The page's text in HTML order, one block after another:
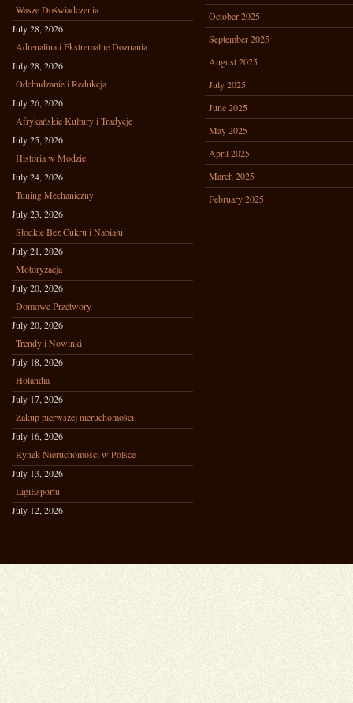
Wasze Doświadczenia
July 28, 2026
Adrenalina i Ekstremalne Doznania
July 28, 2026
Odchudzanie i Redukcja
July 26, 2026
Afrykańskie Kultury i Tradycje
July 25, 2026
Historia w Modzie
July 24, 2026
Tuning Mechaniczny
July 23, 2026
Słodkie Bez Cukru i Nabiału
July 21, 2026
Motoryzacja
July 20, 2026
Domowe Przetwory
July 20, 2026
Trendy i Nowinki
July 18, 2026
Holandia
July 17, 2026
Zakup pierwszej nieruchomości
July 16, 2026
Rynek Nieruchomości w Polsce
July 13, 2026
LigiEsportu
July 12, 2026
October 2025
September 2025
August 2025
July 2025
June 2025
May 2025
April 2025
March 2025
February 2025